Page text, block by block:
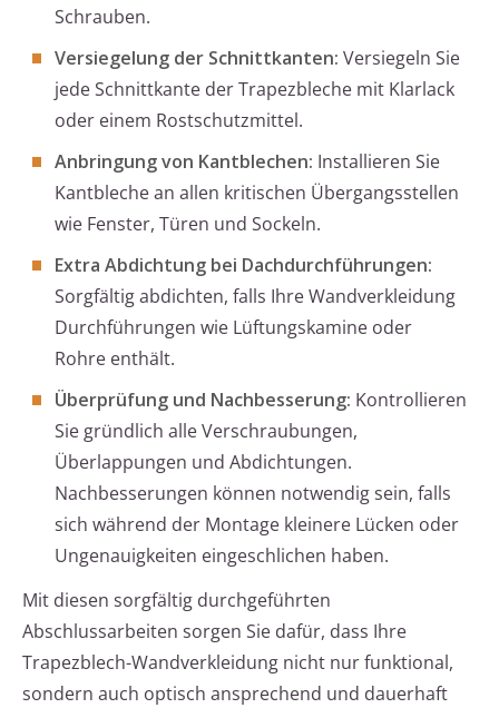
Schrauben.
Versiegelung der Schnittkanten: Versiegeln Sie
jede Schnittkante der Trapezbleche mit Klarlack
oder einem Rostschutzmittel.
Anbringung von Kantblechen: Installieren Sie
Kantbleche an allen kritischen Übergangsstellen
wie Fenster, Türen und Sockeln.
Extra Abdichtung bei Dachdurchführungen:
Sorgfältig abdichten, falls Ihre Wandverkleidung
Durchführungen wie Lüftungskamine oder
Rohre enthält.
Überprüfung und Nachbesserung: Kontrollieren
Sie gründlich alle Verschraubungen,
Überlappungen und Abdichtungen.
Nachbesserungen können notwendig sein, falls
sich während der Montage kleinere Lücken oder
Ungenauigkeiten eingeschlichen haben.
Mit diesen sorgfältig durchgeführten
Abschlussarbeiten sorgen Sie dafür, dass Ihre
Trapezblech-Wandverkleidung nicht nur funktional,
sondern auch optisch ansprechend und dauerhaft